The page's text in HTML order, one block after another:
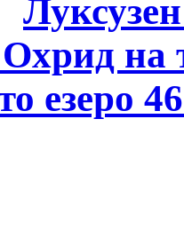
на
езеро